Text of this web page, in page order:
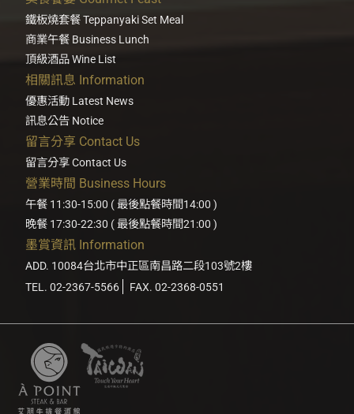
鐵板燒套餐 Teppanyaki Set Meal
商業午餐 Business Lunch
頂級酒品 Wine List
相關訊息 Information
優惠活動 Latest News
訊息公告 Notice
留言分享 Contact Us
留言分享 Contact Us
營業時間 Business Hours
午餐 11:30-15:00 ( 最後點餐時間14:00 )
晚餐 17:30-22:30 ( 最後點餐時間21:00 )
墨賞資訊 Information
ADD. 10084台北市中正區南昌路二段103號2樓
TEL. 02-2367-5566
FAX. 02-2368-0551